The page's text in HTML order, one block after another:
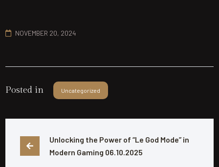
NOVEMBER 20, 2024
Posted in Uncategorized
Unlocking the Power of “Le God Mode” in
Modern Gaming 06.10.2025